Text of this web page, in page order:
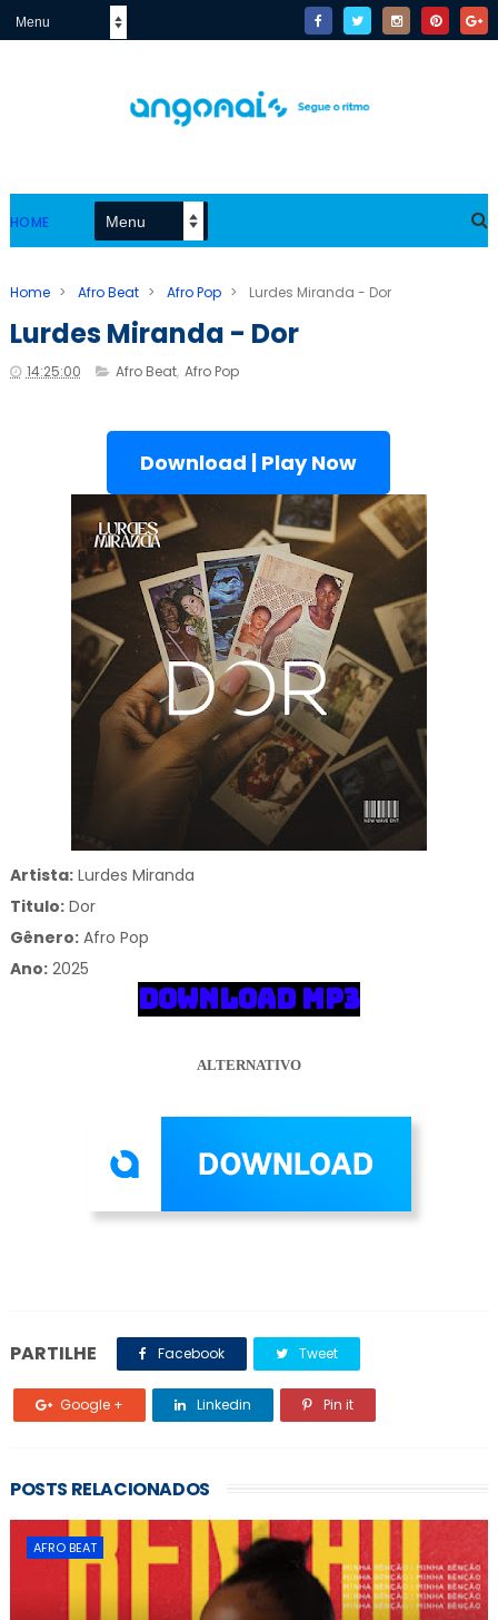
HOME
Home > Afro Beat > Afro Pop > Lurdes Miranda - Dor
Lurdes Miranda - Dor
14:25:00 Afro Beat, Afro Pop
Download | Play Now
Artista:Lurdes Miranda
Titulo:Dor
Gênero: Afro Pop
Ano:2025
DOWNLOAD MP3
ALTERNATIVO
PARTILHE Facebook Tweet
Google + Linkedin Pin it
POSTS RELACIONADOS
AFRO BEAT